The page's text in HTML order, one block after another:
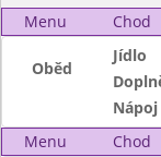
Menu Chod
Oběd
Jídlo
Nápoj
Menu
Chod